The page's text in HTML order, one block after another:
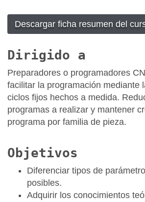
Descargar ficha resumen del
Dirigido a
Preparadores o programadores
facilitar la programación mediante
ciclos fijos hechos a medida.
programas a realizar y mantener
programa por familia de pieza.
Objetivos
Diferenciar tipos de
posibles.
Adquirir los conocimientos